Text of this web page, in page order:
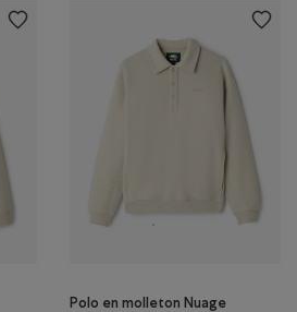
Polo en molleton Nuage